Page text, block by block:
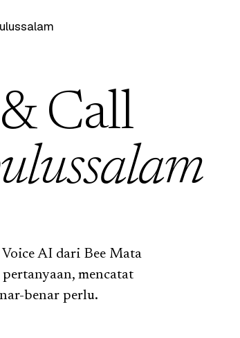
Call
AI dari Bee Mata
mencatat
benar perlu.